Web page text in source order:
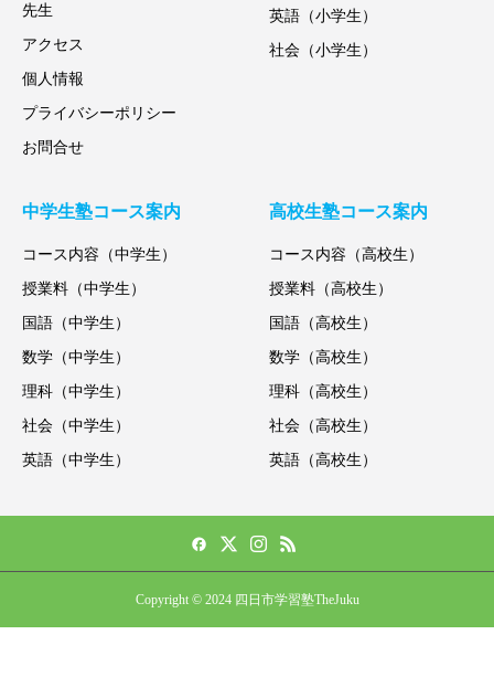
先生
アクセス
個人情報
プライバシーポリシー
お問合せ
英語（小学生）
社会（小学生）
中学生塾コース案内
コース内容（中学生）
授業料（中学生）
国語（中学生）
数学（中学生）
理科（中学生）
社会（中学生）
英語（中学生）
高校生塾コース案内
コース内容（高校生）
授業料（高校生）
国語（高校生）
数学（高校生）
理科（高校生）
社会（高校生）
英語（高校生）
Copyright © 2024 四日市学習塾TheJuku